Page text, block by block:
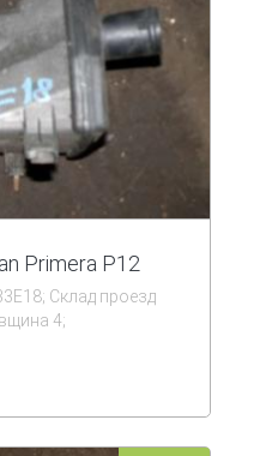
Primera P12
Склад проезд
4;